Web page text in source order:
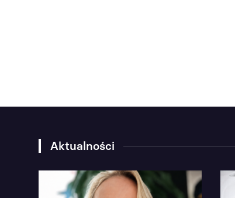
Aktualności